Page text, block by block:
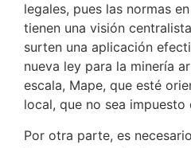
legales, pues las normas
tienen una visión
surten una aplicación
nueva ley para la minería
escala, Mape, que esté
local, que no sea impuesto
Por otra parte, es